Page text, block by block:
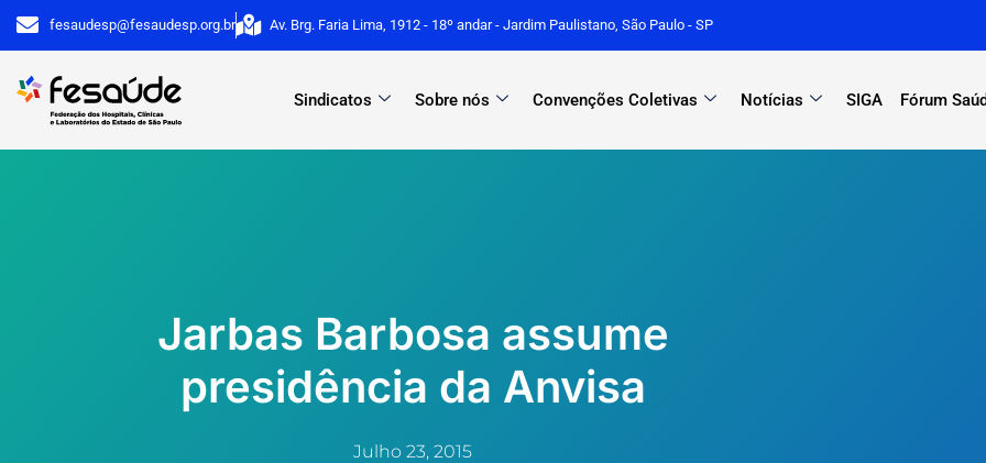
para
conteúdo
fesaudesp@fesaudesp.org.br Av. Brg. Faria Lima, 1912 - 18º andar - Jardim Paulistano, São Paulo - SP
Sindicatos Sobre nós Convenções Coletivas Notícias SIGA Fórum
Jarbas Barbosa assume
presidência da Anvisa
Julho 23, 2015